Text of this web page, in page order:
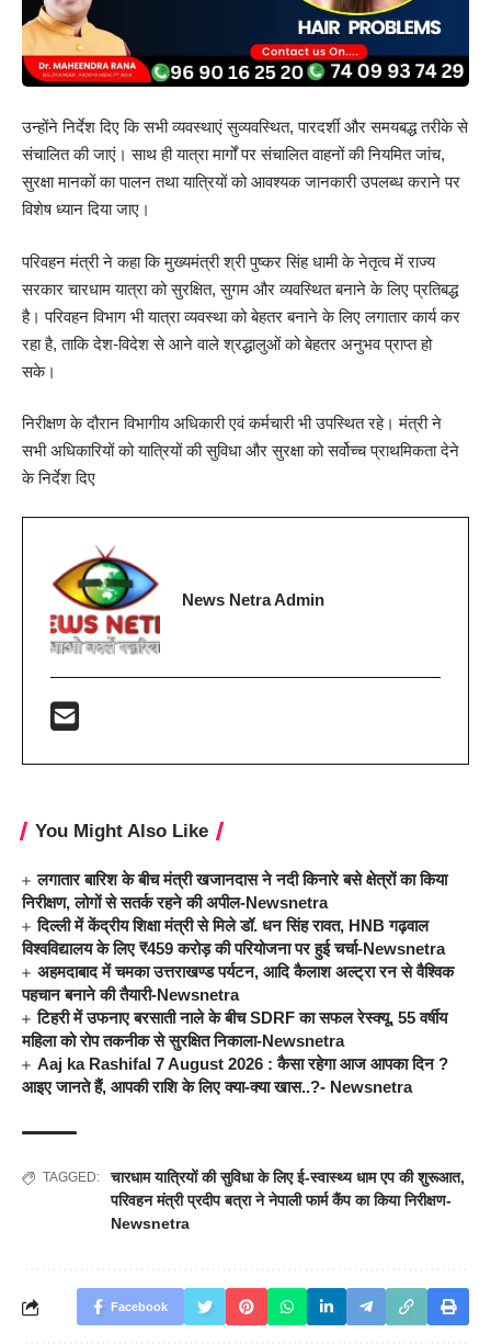
उन्होंने निर्देश दिए कि सभी व्यवस्थाएं सुव्यवस्थित, पारदर्शी और समयबद्ध तरीके से
संचालित की जाएं। साथ ही यात्रा मार्गों पर संचालित वाहनों की नियमित जांच,
सुरक्षा मानकों का पालन तथा यात्रियों को आवश्यक जानकारी उपलब्ध कराने पर
विशेष ध्यान दिया जाए।
परिवहन मंत्री ने कहा कि मुख्यमंत्री श्री पुष्कर सिंह धामी के नेतृत्व में राज्य
सरकार चारधाम यात्रा को सुरक्षित, सुगम और व्यवस्थित बनाने के लिए प्रतिबद्ध
है। परिवहन विभाग भी यात्रा व्यवस्था को बेहतर बनाने के लिए लगातार कार्य कर
रहा है, ताकि देश-विदेश से आने वाले श्रद्धालुओं को बेहतर अनुभव प्राप्त हो
सके।
निरीक्षण के दौरान विभागीय अधिकारी एवं कर्मचारी भी उपस्थित रहे। मंत्री ने
सभी अधिकारियों को यात्रियों की सुविधा और सुरक्षा को सर्वोच्च प्राथमिकता देने
के निर्देश दिए
News Netra Admin
You Might Also Like
लगातार बारिश के बीच मंत्री खजानदास ने नदी किनारे बसे क्षेत्रों का किया
निरीक्षण, लोगों से सतर्क रहने की अपील-Newsnetra
दिल्ली में केंद्रीय शिक्षा मंत्री से मिले डॉ. धन सिंह रावत, HNB गढ़वाल
विश्वविद्यालय के लिए ₹459 करोड़ की परियोजना पर हुई चर्चा-Newsnetra
अहमदाबाद में चमका उत्तराखण्ड पर्यटन, आदि कैलाश अल्ट्रा रन से वैश्विक
पहचान बनाने की तैयारी-Newsnetra
टिहरी में उफनाए बरसाती नाले के बीच SDRF का सफल रेस्क्यू, 55 वर्षीय
महिला को रोप तकनीक से सुरक्षित निकाला-Newsnetra
Aaj ka Rashifal 7 August 2026 : कैसा रहेगा आज आपका दिन ?
आइए जानते हैं, आपकी राशि के लिए क्या-क्या खास..?- Newsnetra
TAGGED: चारधाम यात्रियों की सुविधा के लिए ई-स्वास्थ्य धाम एप की शुरूआत,
परिवहन मंत्री प्रदीप बत्रा ने नेपाली फार्म कैंप का किया निरीक्षण-
Newsnetra
Facebook